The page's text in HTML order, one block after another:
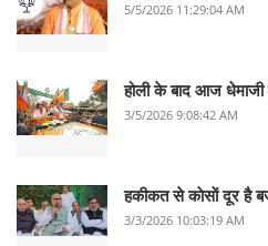
5/5/2026 11:29:04 AM
होली के बाद आज धेमाजी
3/5/2026 9:08:42 AM
हकीकत से काेसाें दूर है
3/3/2026 10:03:19 AM